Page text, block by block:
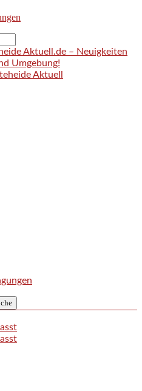
Aktuell.de – Neuigkeiten
Umgebung!